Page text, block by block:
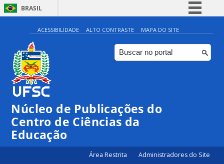
BRASIL
Simplifique!
Comunica BR
Participe
Canais
ACESSIBILIDADE ALTO CONTRASTE MAPA DO SITE
Núcleo de Publicações do
Centro de Ciências da
Educação
Área Restrita Administradores do Site